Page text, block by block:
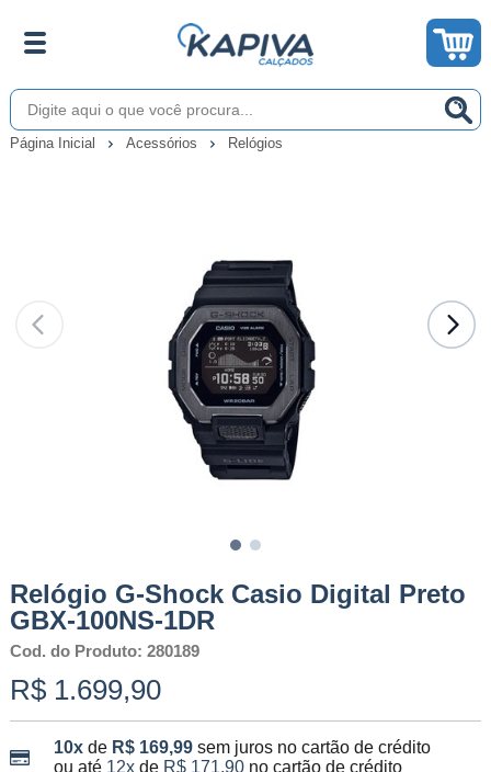
Página Inicial Acessórios Relógios
Relógio G-Shock Casio Digital Preto
GBX-100NS-1DR
Cod. do Produto: 280189
R$ 1.699,90
10xde R$ 169,99 sem juros no cartão de crédito
ou até 12xde R$ 171,90no cartão de crédito